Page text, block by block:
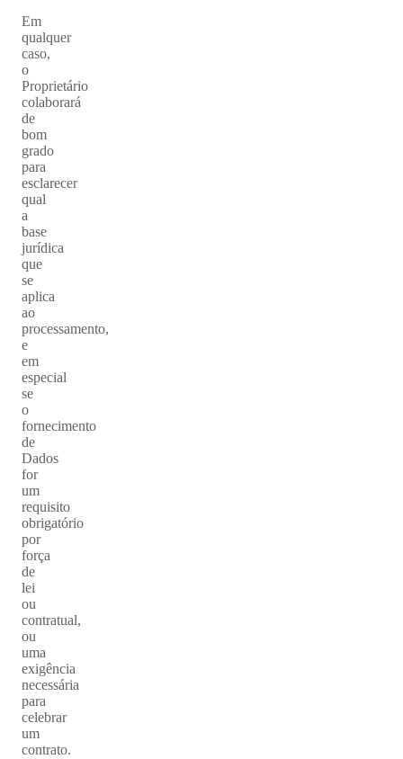
Em
qualquer
caso,
o
Proprietário
colaborará
de
bom
grado
para
esclarecer
qual
a
base
jurídica
que
se
aplica
ao
processamento,
e
em
especial
se
o
fornecimento
de
Dados
for
um
requisito
obrigatório
por
força
de
lei
ou
contratual,
ou
uma
exigência
necessária
para
celebrar
um
contrato.